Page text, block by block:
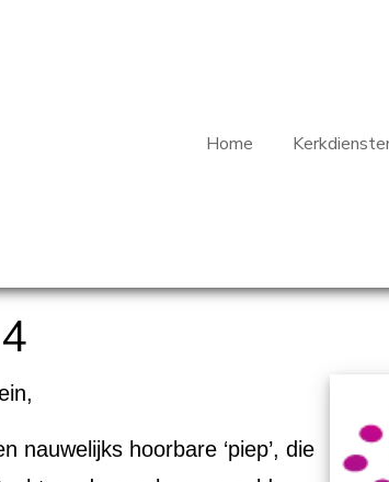
Home
nauwelijks hoorbare ‘piep’, die